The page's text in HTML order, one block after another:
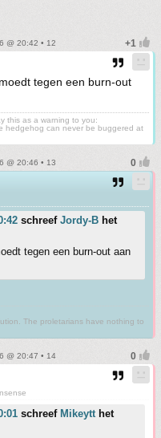
@ 20:42 • 12
tegen een burn-out
this as a warning to you:
hedgehog can never be buggered at
@ 20:46 • 13
schreef Jordy-B het
tegen een burn-out aan
The proletarians have nothing to
@ 20:47 • 14
schreef Mikeytt het